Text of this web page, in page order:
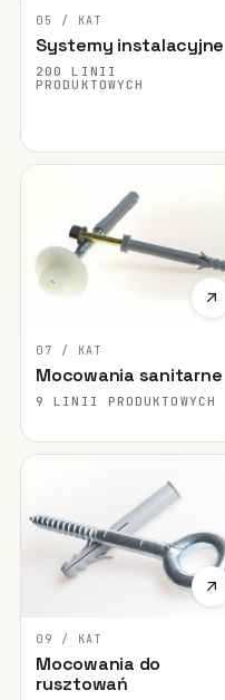
05 / KAT
Systemy instalacyjne
200 LINII
PRODUKTOWYCH
07 / KAT
Mocowania sanitarne
9 LINII PRODUKTOWYCH
09 / KAT
Mocowania do
rusztowań